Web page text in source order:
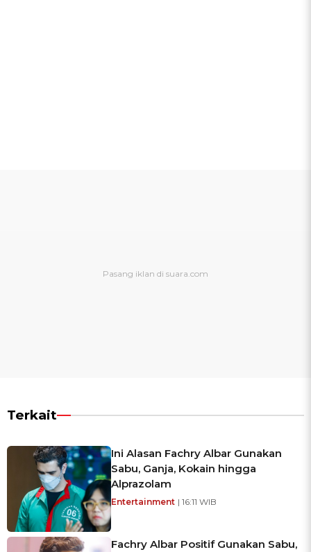
Terkait
Ini Alasan Fachry Albar Gunakan
Sabu, Ganja, Kokain hingga
Alprazolam
Entertainment | 16:11 WIB
Fachry Albar Positif Gunakan Sabu,